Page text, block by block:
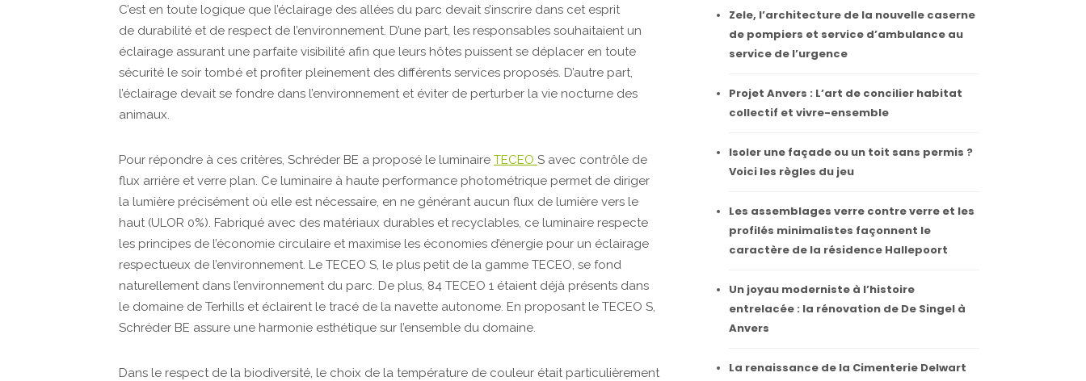
C’est en toute logique que l’éclairage des allées du parc devait s’inscrire dans cet esprit
de durabilité et de respect de l’environnement. D’une part, les responsables souhaitaient un
éclairage assurant une parfaite visibilité afin que leurs hôtes puissent se déplacer en toute
sécurité le soir tombé et profiter pleinement des différents services proposés. D’autre part,
l’éclairage devait se fondre dans l’environnement et éviter de perturber la vie nocturne des
animaux.
Pour répondre à ces critères, Schréder BE a proposé le luminaire TECEO S avec contrôle de
flux arrière et verre plan. Ce luminaire à haute performance photométrique permet de diriger
la lumière précisément où elle est nécessaire, en ne générant aucun flux de lumière vers le
haut (ULOR 0%). Fabriqué avec des matériaux durables et recyclables, ce luminaire respecte
les principes de l’économie circulaire et maximise les économies d’énergie pour un éclairage
respectueux de l’environnement. Le TECEO S, le plus petit de la gamme TECEO, se fond
naturellement dans l’environnement du parc. De plus, 84 TECEO 1 étaient déjà présents dans
le domaine de Terhills et éclairent le tracé de la navette autonome. En proposant le TECEO S,
Schréder BE assure une harmonie esthétique sur l’ensemble du domaine.
Dans le respect de la biodiversité, le choix de la température de couleur était particulièrement
Zele, l’architecture de la nouvelle caserne
de pompiers et service d’ambulance au
service de l’urgence
Projet Anvers : L’art de concilier habitat
collectif et vivre-ensemble
Isoler une façade ou un toit sans permis ?
Voici les règles du jeu
Les assemblages verre contre verre et les
profilés minimalistes façonnent le
caractère de la résidence Hallepoort
Un joyau moderniste à l’histoire
entrelacée : la rénovation de De Singel à
Anvers
La renaissance de la Cimenterie Delwart